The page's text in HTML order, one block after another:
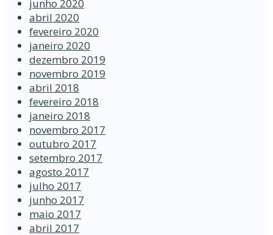
junho 2020
abril 2020
fevereiro 2020
janeiro 2020
dezembro 2019
novembro 2019
abril 2018
fevereiro 2018
janeiro 2018
novembro 2017
outubro 2017
setembro 2017
agosto 2017
julho 2017
junho 2017
maio 2017
abril 2017